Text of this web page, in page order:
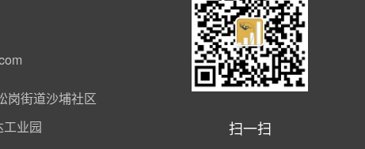
岗街道沙埔社区
业园
扫一扫